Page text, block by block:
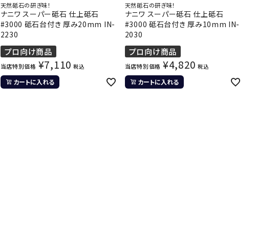
天然砥石の研ぎ味！
ナニワ スーパー砥石 仕上砥石
#3000 砥石台付き 厚み20mm IN-
2230
プロ向け商品
当店特別価格 ¥7,110 税込
カートに入れる
天然砥石の研ぎ味！
ナニワ スーパー砥石 仕上砥石
#3000 砥石台付き 厚み10mm IN-
2030
プロ向け商品
当店特別価格 ¥4,820 税込
カートに入れる